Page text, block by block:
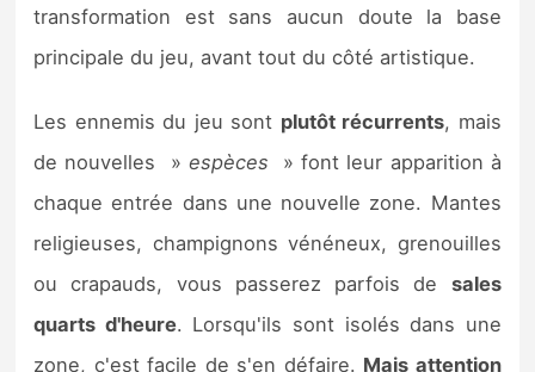
transformation est sans aucun doute la base
principale du jeu, avant tout du côté artistique.
Les ennemis du jeu sont plutôt récurrents, mais
de nouvelles » espèces » font leur apparition à
chaque entrée dans une nouvelle zone. Mantes
religieuses, champignons vénéneux, grenouilles
ou crapauds, vous passerez parfois de sales
quarts d'heure. Lorsqu'ils sont isolés dans une
zone, c'est facile de s'en défaire. Mais attention